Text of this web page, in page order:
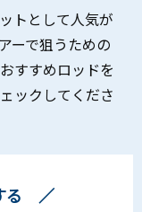
トとして人気が
ーで狙うための
すすめロッドを
ックしてくださ
る